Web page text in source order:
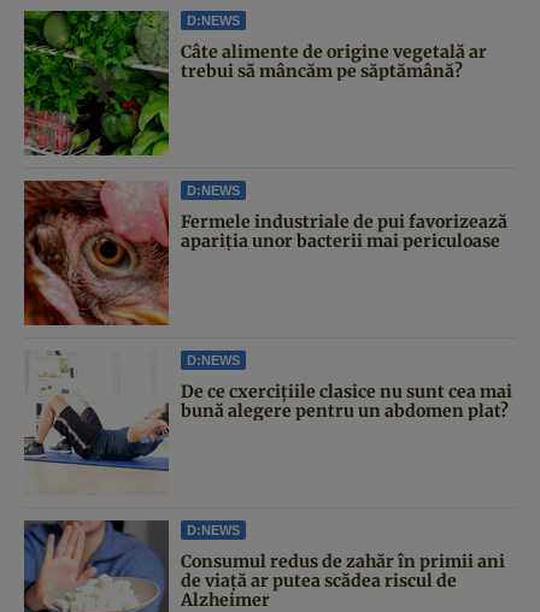
D:NEWS
Câte alimente de origine vegetală ar
trebui să mâncăm pe săptămână?
D:NEWS
Fermele industriale de pui favorizează
apariția unor bacterii mai periculoase
D:NEWS
De ce cxercițiile clasice nu sunt cea mai
bună alegere pentru un abdomen plat?
D:NEWS
Consumul redus de zahăr în primii ani
de viață ar putea scădea riscul de
Alzheimer